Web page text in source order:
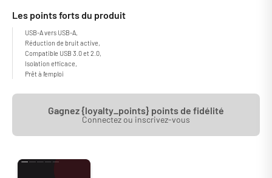
Les points forts du produit
USB-A vers USB-A,
Réduction de bruit active,
Compatible USB 3.0 et 2.0,
Isolation efficace,
Prêt à l'emploi
Gagnez {loyalty_points} points de fidélité
Connectez ou inscrivez-vous